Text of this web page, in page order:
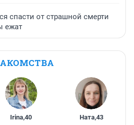
спасти от страшной смерти
ежат
Irina,40 Ната,43